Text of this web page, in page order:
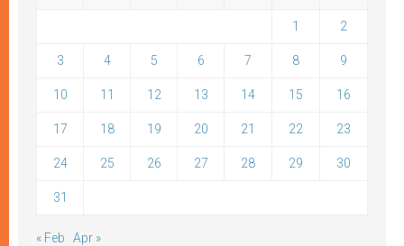
1 2
3 4 5 6 7 8 9
10 11 12 13 14 15 16
17 18 19 20 21 22 23
24 25 26 27 28 29 30
31
« Feb Apr »